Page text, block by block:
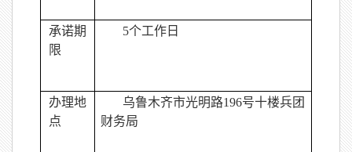
承诺期
限
5个工作日
办理地
点
乌鲁木齐市光明路196号十楼兵团
财务局